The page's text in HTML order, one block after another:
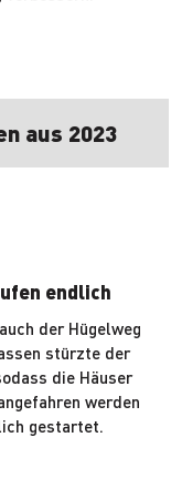
aus 2023
endlich
der Hügelweg
stürzte der
die Häuser
werden
gestartet.